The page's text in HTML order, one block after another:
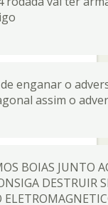
enganar o
assim o
BOIAS JUNTO